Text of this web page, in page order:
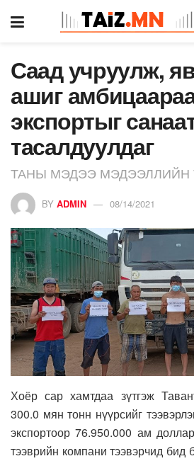
Саад учруулж,
ашиг
экспортыг
тасалдуулдаг
ТАНЫ МЭДЭЭ МЭДЭЭЛЛИЙН
BY ADMIN 08/14/2021
Хоёр сар хамтдаа зүтгэж
300.0 мян тонн нүүрсийг
экспортоор 76.950.000 ам
тээврийн компани тээвэрчид бид